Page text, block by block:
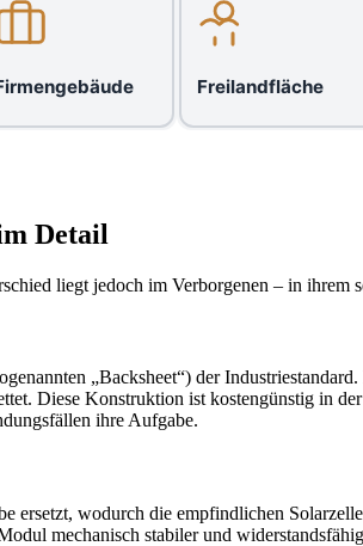
Freilandfläche
Detail
liegt jedoch im Verborgenen – in ihrem
„Backsheet“) der
Diese Konstruktion ist kostengünstig in
ihre Aufgabe.
wodurch die empfindlichen
mechanisch stabiler und